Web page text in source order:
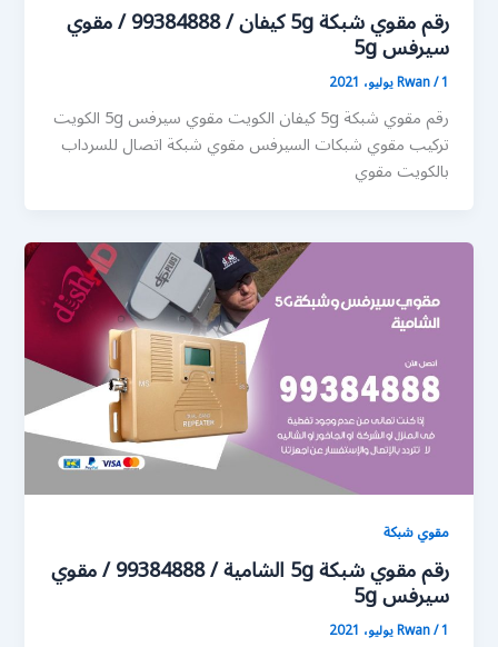
رقم مقوي شبكة 5g كيفان / 99384888 / مقوي
سيرفس 5g
Rwan/1 يوليو، 2021
رقم مقوي شبكة 5g كيفان الكويت مقوي سيرفس 5g الكويت
تركيب مقوي شبكات السيرفس مقوي شبكة اتصال للسرداب
بالكويت مقوي
مقوي شبكة
رقم مقوي شبكة 5g الشامية / 99384888 / مقوي
سيرفس 5g
Rwan/1 يوليو، 2021